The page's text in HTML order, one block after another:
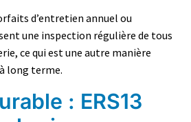
d’entretien annuel ou
une inspection régulière de tous
ce qui est une autre manière
long terme.
: ERS13